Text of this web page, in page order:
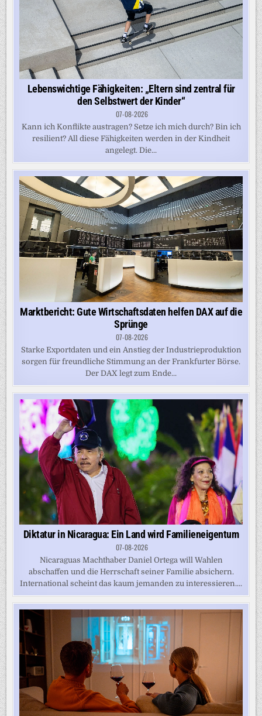
Lebenswichtige Fähigkeiten: „Eltern sind zentral für
den Selbstwert der Kinder“
07-08-2026
Kann ich Konflikte austragen? Setze ich mich durch? Bin ich
resilient? All diese Fähigkeiten werden in der Kindheit
angelegt. Die...
Marktbericht: Gute Wirtschaftsdaten helfen DAX auf die
Sprünge
07-08-2026
Starke Exportdaten und ein Anstieg der Industrieproduktion
sorgen für freundliche Stimmung an der Frankfurter Börse.
Der DAX legt zum Ende...
Diktatur in Nicaragua: Ein Land wird Familieneigentum
07-08-2026
Nicaraguas Machthaber Daniel Ortega will Wahlen
abschaffen und die Herrschaft seiner Familie absichern.
International scheint das kaum jemanden zu interessieren....